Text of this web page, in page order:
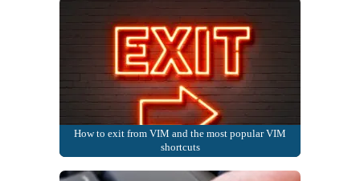
How to exit from VIM and the most popular VIM
shortcuts